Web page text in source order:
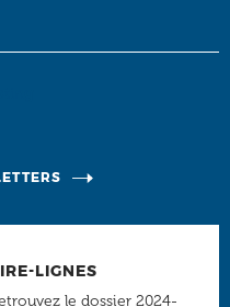
LIGNES
le dossier 2024-